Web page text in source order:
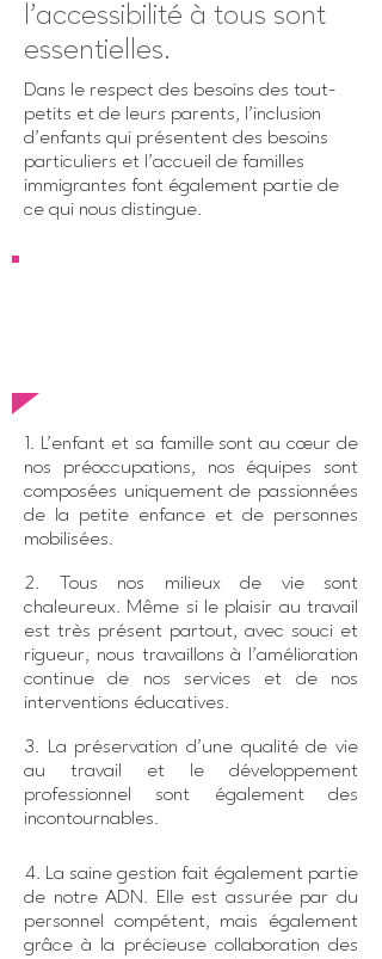
l’accessibilité à tous sont
essentielles.
Dans le respect des besoins des tout-
petits et de leurs parents, l’inclusion
d’enfants qui présentent des besoins
particuliers et l’accueil de familles
immigrantes font également partie de
ce qui nous distingue.
1. L’enfant et sa famille sont au cœur de
nos préoccupations, nos équipes sont
composées uniquement de passionnées
de la petite enfance et de personnes
mobilisées.
2. Tous nos milieux de vie sont
chaleureux. Même si le plaisir au travail
est très présent partout, avec souci et
rigueur, nous travaillons à l’amélioration
continue de nos services et de nos
interventions éducatives.
3. La préservation d’une qualité de vie
au travail et le développement
professionnel sont également des
incontournables.
4. La saine gestion fait également partie
de notre ADN. Elle est assurée par du
personnel compétent, mais également
grâce à la précieuse collaboration des